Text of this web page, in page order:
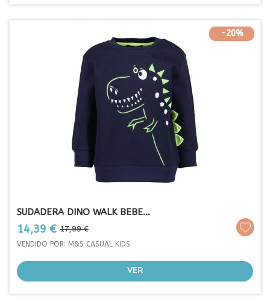
-20%
SUDADERA DINO WALK BEBE...
Prezo
14,39 € Prezo
base
17,99 €
VENDIDO POR: M&S CASUAL KIDS
VER